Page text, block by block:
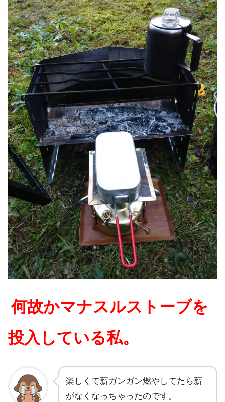
何故かマナスルストーブを
投入している私。
楽しくて薪ガンガン燃やしてたら薪
がなくなっちゃったのです。